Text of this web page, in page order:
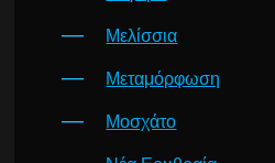
Μελίσσια
Μεταμόρφωση
Μοσχάτο